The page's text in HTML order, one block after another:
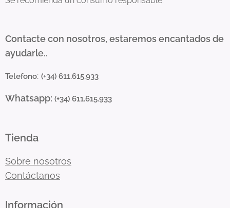
Contacte con nosotros, estaremos encantados de
ayudarle..
Telefono: (+34) 611.615.933
Whatsapp: (+34) 611.615.933
Tienda
Sobre nosotros
Contáctanos
Información